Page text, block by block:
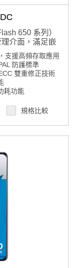
650 系列）
理介面，滿足嵌
支援高頻存取應用
防護標準
雙重修正技術
耗功能
交期確認規格比較